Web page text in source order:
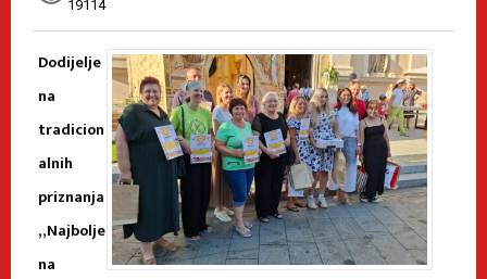
19114
Dodijelje
na
tradicion
alnih
priznanja
„Najbolje
na